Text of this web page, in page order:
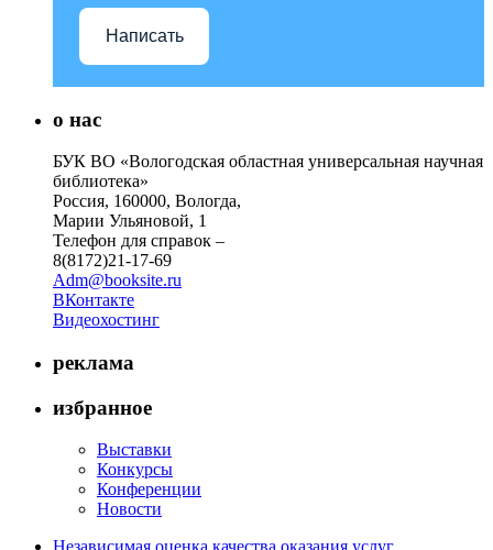
Написать
о нас
БУК ВО «Вологодская областная универсальная научная
библиотека»
Россия, 160000, Вологда,
Марии Ульяновой, 1
Телефон для справок –
8(8172)21-17-69
Adm@booksite.ru
ВКонтакте
Видеохостинг
реклама
избранное
Выставки
Конкурсы
Конференции
Новости